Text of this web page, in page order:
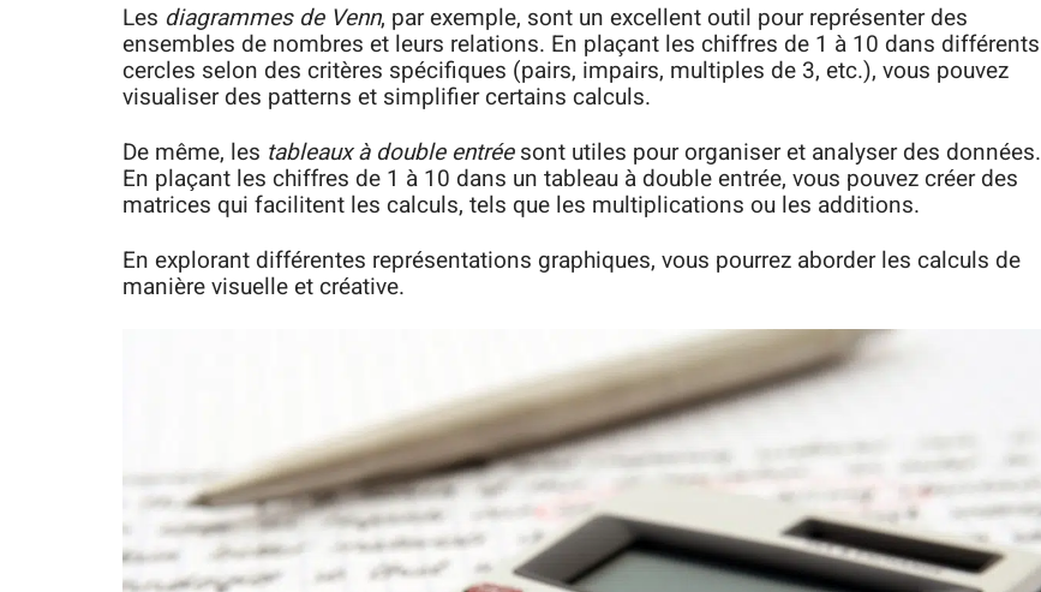
Les diagrammes de Venn, par exemple, sont un excellent outil pour représenter des
ensembles de nombres et leurs relations. En plaçant les chiffres de 1 à 10 dans différents
cercles selon des critères spécifiques (pairs, impairs, multiples de 3, etc.), vous pouvez
visualiser des patterns et simplifier certains calculs.
De même, les tableaux à double entréesont utiles pour organiser et analyser des données.
En plaçant les chiffres de 1 à 10 dans un tableau à double entrée, vous pouvez créer des
matrices qui facilitent les calculs, tels que les multiplications ou les additions.
En explorant différentes représentations graphiques, vous pourrez aborder les calculs de
manière visuelle et créative.